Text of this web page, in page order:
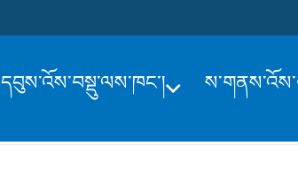
དབུས་འོས་བསྡུ་ལས་ཁང་།